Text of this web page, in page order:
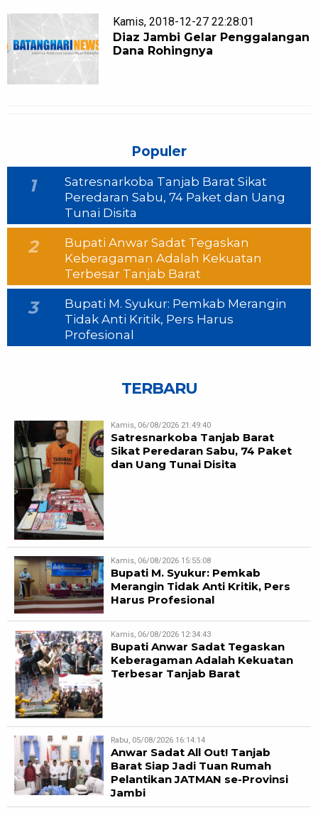
Kamis, 2018-12-27 22:28:01
Diaz Jambi Gelar Penggalangan
Dana Rohingnya
Populer
1
Satresnarkoba Tanjab Barat Sikat
Peredaran Sabu, 74 Paket dan Uang
Tunai Disita
2
Bupati Anwar Sadat Tegaskan
Keberagaman Adalah Kekuatan
Terbesar Tanjab Barat
3
Bupati M. Syukur: Pemkab Merangin
Tidak Anti Kritik, Pers Harus
Profesional
TERBARU
Kamis, 06/08/2026 21:49:40
Satresnarkoba Tanjab Barat
Sikat Peredaran Sabu, 74 Paket
dan Uang Tunai Disita
Kamis, 06/08/2026 15:55:08
Bupati M. Syukur: Pemkab
Merangin Tidak Anti Kritik, Pers
Harus Profesional
Kamis, 06/08/2026 12:34:43
Bupati Anwar Sadat Tegaskan
Keberagaman Adalah Kekuatan
Terbesar Tanjab Barat
Rabu, 05/08/2026 16:14:14
Anwar Sadat All Out! Tanjab
Barat Siap Jadi Tuan Rumah
Pelantikan JATMAN se-Provinsi
Jambi